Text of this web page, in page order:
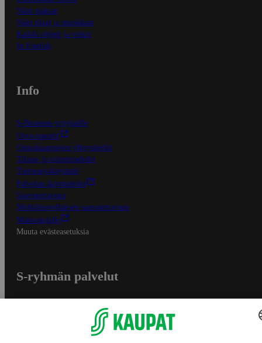
Näin maksat
Näin tilaat ja muokkaat
Kaikki ohjeet ja vinkit
In English
Info
S-Business yrityksille
Oiva-raportit
Osuuskauppojen yhteystiedot
Tilaus- ja toimitusehdot
Tietosuojakäytäntö
Palvelun käyttöehdot
Saavutettavuus
Mobiilisovelluksen saavutettavuus
Mainostajalle
Muuta evästeasetuksia
S-ryhmän palvelut
Yhteishyvä Ruoka -sovellus